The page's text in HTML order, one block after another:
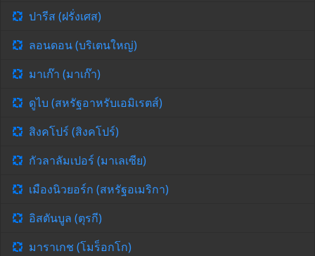
ปารีส (ฝรั่งเศส)
ลอนดอน (บริเตนใหญ่)
มาเก๊า (มาเก๊า)
ดูไบ (สหรัฐอาหรับเอมิเรตส์)
สิงคโปร์ (สิงคโปร์)
กัวลาลัมเปอร์ (มาเลเซีย)
เมืองนิวยอร์ก (สหรัฐอเมริกา)
อิสตันบูล (ตุรกี)
มาราเกช (โมร็อกโก)